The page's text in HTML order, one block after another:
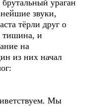
ураган
звуки,
тёрли друг о
тишина, и
на
из них начал
Мы